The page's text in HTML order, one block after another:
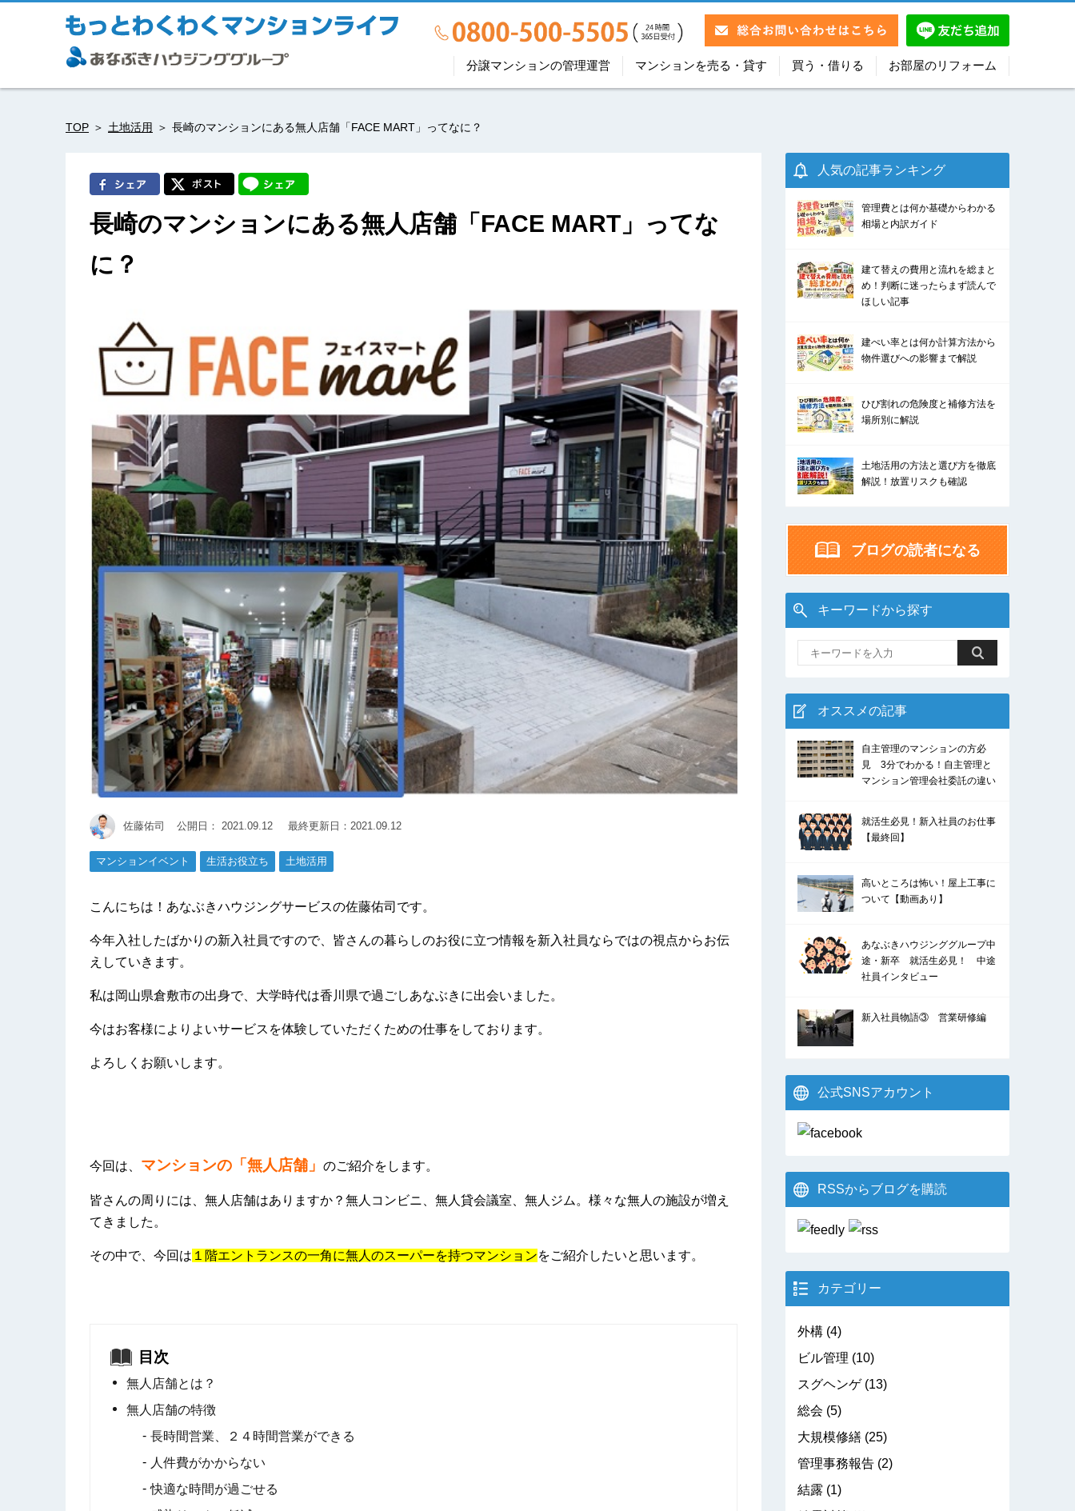
分譲マンションの管理運営 マンションを売る・貸す 買う・借りる お部屋のリフォーム
TOP 土地活用 長崎のマンションにある無人店舗「FACE MART」ってなに？
長崎のマンションにある無人店舗「FACE MART」ってな
に？
佐藤佑司 公開日： 2021.09.12 最終更新日：2021.09.12
マンションイベント 生活お役立ち 土地活用
こんにちは！あなぶきハウジングサービスの佐藤佑司です。
今年入社したばかりの新入社員ですので、皆さんの暮らしのお役に立つ情報を新入社員ならではの視点からお伝
えしていきます。
私は岡山県倉敷市の出身で、大学時代は香川県で過ごしあなぶきに出会いました。
今はお客様によりよいサービスを体験していただくための仕事をしております。
よろしくお願いします。
今回は、 マンションの「無人店舗」 のご紹介をします。
皆さんの周りには、無人店舗はありますか？無人コンビニ、無人貸会議室、無人ジム。様々な無人の施設が増え
てきました。
その中で、今回は １階エントランスの一角に無人のスーパーを持つマンションをご紹介したいと思います。
目次
無人店舗とは？
無人店舗の特徴
長時間営業、２４時間営業ができる
人件費がかからない
快適な時間が過ごせる
人気の記事ランキング
管理費とは何か基礎からわかる
相場と内訳ガイド
建て替えの費用と流れを総まと
め！判断に迷ったらまず読んで
ほしい記事
建ぺい率とは何か計算方法から
物件選びへの影響まで解説
ひび割れの危険度と補修方法を
場所別に解説
土地活用の方法と選び方を徹底
解説！放置リスクも確認
ブログの読者になる
キーワードから探す
オススメの記事
自主管理のマンションの方必
見 3分でわかる！自主管理と
マンション管理会社委託の違い
就活生必見！新入社員のお仕事
【最終回】
高いところは怖い！屋上工事に
ついて【動画あり】
あなぶきハウジンググループ中
途・新卒 就活生必見！ 中途
社員インタビュー
新入社員物語③ 営業研修編
公式SNSアカウント
RSSからブログを購読
カテゴリー
外構 (4)
ビル管理 (10)
スグヘンゲ(13)
総会 (5)
大規模修繕 (25)
管理事務報告 (2)
結露 (1)